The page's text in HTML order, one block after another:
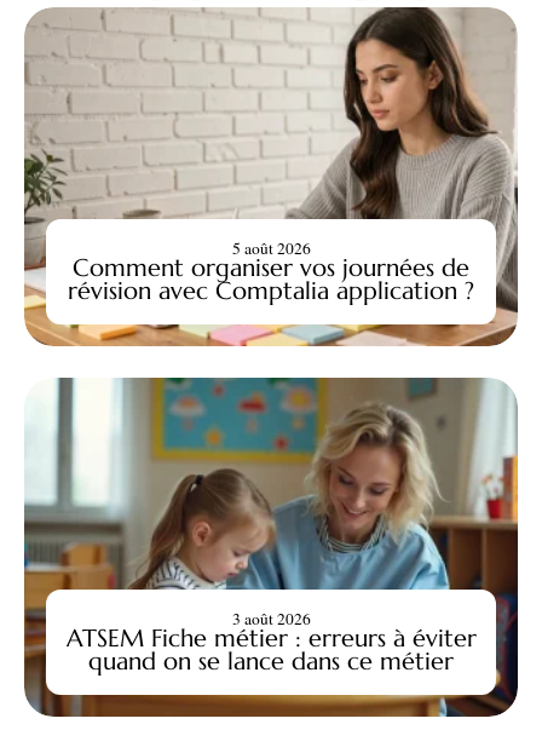
Comment organiser vos journées de
révision avec Comptalia application ?
5 août 2026
ATSEM Fiche métier : erreurs à éviter
quand on se lance dans ce métier
3 août 2026